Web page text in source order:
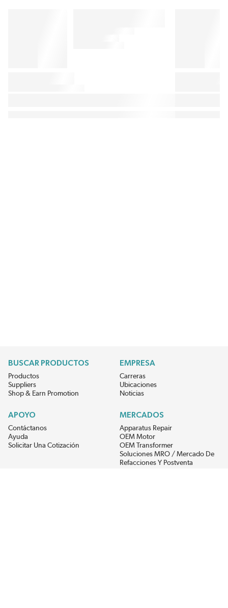
BUSCAR PRODUCTOS
Productos
Suppliers
Shop & Earn Promotion
EMPRESA
Carreras
Ubicaciones
Noticias
APOYO
Contáctanos
Ayuda
Solicitar Una Cotización
MERCADOS
Apparatus Repair
OEM Motor
OEM Transformer
Soluciones MRO / Mercado De
Refacciones Y Postventa